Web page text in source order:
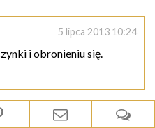
5 lipca 2013 10:24
i obronieniu się.